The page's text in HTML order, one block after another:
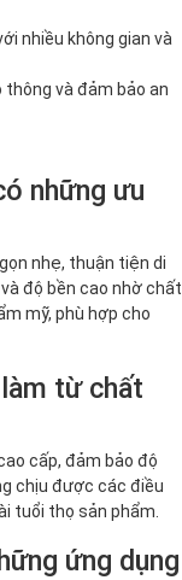
nhiều không gian và
thông và đảm bảo an
những ưu
nhẹ, thuận tiện di
độ bền cao nhờ chất
mỹ, phù hợp cho
từ chất
cấp, đảm bảo độ
chịu được các điều
tuổi thọ sản phẩm.
ứng dụng